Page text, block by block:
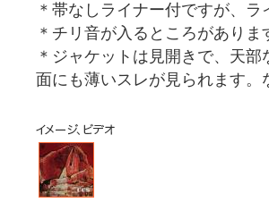
＊帯なしライナー付ですが、
＊チリ音が入るところがありま
＊ジャケットは見開きで、天
面にも薄いスレが見られます